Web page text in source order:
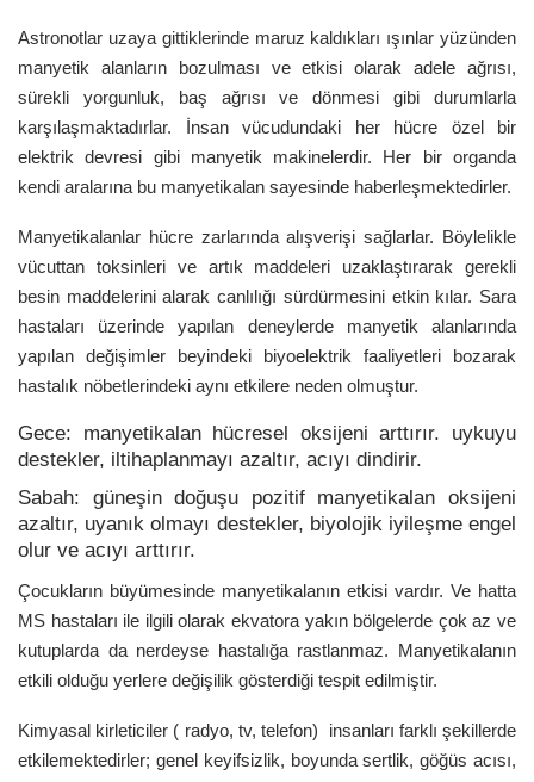
Astronotlar uzaya gittiklerinde maruz kaldıkları ışınlar yüzünden
manyetik alanların bozulması ve etkisi olarak adele ağrısı,
sürekli yorgunluk, baş ağrısı ve dönmesi gibi durumlarla
karşılaşmaktadırlar. İnsan vücudundaki her hücre özel bir
elektrik devresi gibi manyetik makinelerdir. Her bir organda
kendi aralarına bu manyetikalan sayesinde haberleşmektedirler.
Manyetikalanlar hücre zarlarında alışverişi sağlarlar. Böylelikle
vücuttan toksinleri ve artık maddeleri uzaklaştırarak gerekli
besin maddelerini alarak canlılığı sürdürmesini etkin kılar. Sara
hastaları üzerinde yapılan deneylerde manyetik alanlarında
yapılan değişimler beyindeki biyoelektrik faaliyetleri bozarak
hastalık nöbetlerindeki aynı etkilere neden olmuştur.
Gece: manyetikalan hücresel oksijeni arttırır. uykuyu
destekler, iltihaplanmayı azaltır, acıyı dindirir.
Sabah: güneşin doğuşu pozitif manyetikalan oksijeni
azaltır, uyanık olmayı destekler, biyolojik iyileşme engel
olur ve acıyı arttırır.
Çocukların büyümesinde manyetikalanın etkisi vardır. Ve hatta
MS hastaları ile ilgili olarak ekvatora yakın bölgelerde çok az ve
kutuplarda da nerdeyse hastalığa rastlanmaz. Manyetikalanın
etkili olduğu yerlere değişilik gösterdiği tespit edilmiştir.
Kimyasal kirleticiler ( radyo, tv, telefon) insanları farklı şekillerde
etkilemektedirler; genel keyifsizlik, boyunda sertlik, göğüs acısı,